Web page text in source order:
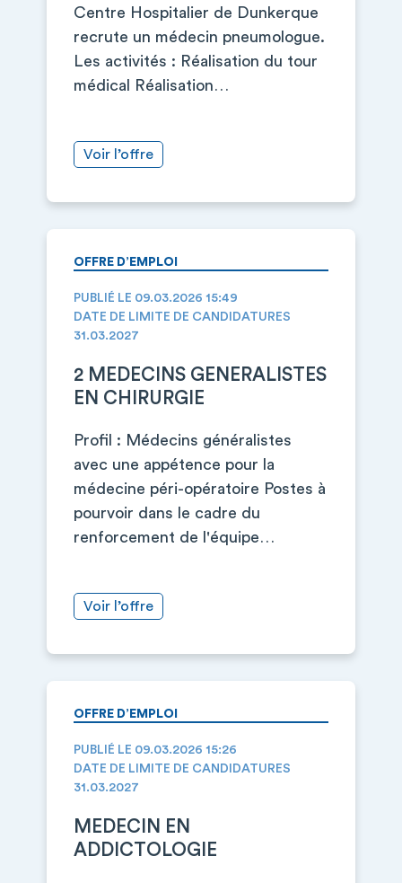
Centre Hospitalier de Dunkerque
recrute un médecin pneumologue.
Les activités : Réalisation du tour
médical Réalisation…
Voir l’offre
OFFRE D’EMPLOI
PUBLIÉ LE 09.03.2026 15:49
DATE DE LIMITE DE CANDIDATURES
31.03.2027
2 MEDECINS GENERALISTES
EN CHIRURGIE
Profil : Médecins généralistes
avec une appétence pour la
médecine péri-opératoire Postes à
pourvoir dans le cadre du
renforcement de l'équipe…
Voir l’offre
OFFRE D’EMPLOI
PUBLIÉ LE 09.03.2026 15:26
DATE DE LIMITE DE CANDIDATURES
31.03.2027
MEDECIN EN
ADDICTOLOGIE